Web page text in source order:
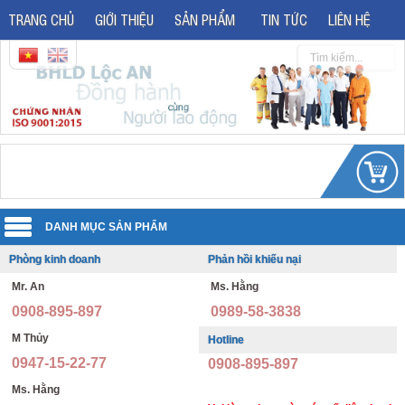
TRANG CHỦ GIỚI THIỆU SẢN PHẨM TIN TỨC LIÊN HỆ
Quần áo đồng phục
Đồng phục văn phòng
Đồng phục bảo vệ thông tư 08
Giày bảo hộ lao động
Giày bảo hộ nhập khẩu
Phòng kinh doanh
Mr. An
0908-895-897
M Thủy
0947-15-22-77
Ms. Hằng
Phản hồi khiếu nại
Ms. Hằng
0989-58-3838
Hotline
0908-895-897